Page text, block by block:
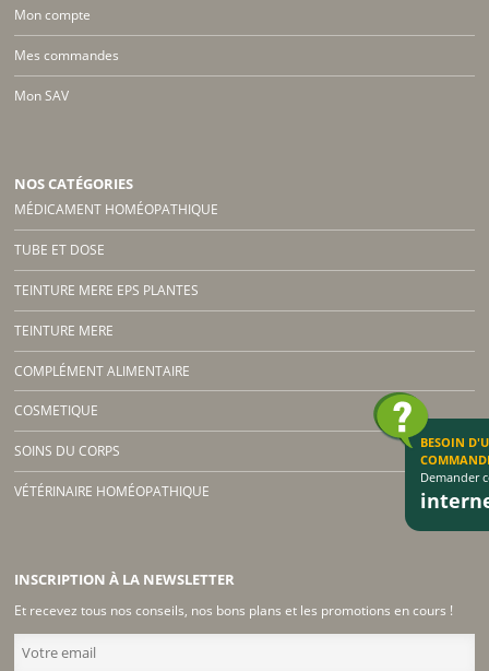
Mon compte
Mes commandes
Mon SAV
NOS CATÉGORIES
MÉDICAMENT HOMÉOPATHIQUE
TUBE ET DOSE
TEINTURE MERE EPS PLANTES
TEINTURE MERE
COMPLÉMENT ALIMENTAIRE
COSMETIQUE
SOINS DU CORPS
VÉTÉRINAIRE HOMÉOPATHIQUE
INSCRIPTION À LA NEWSLETTER
Et recevez tous nos conseils, nos bons plans et les promotions en cours !
BESOIN
Demander